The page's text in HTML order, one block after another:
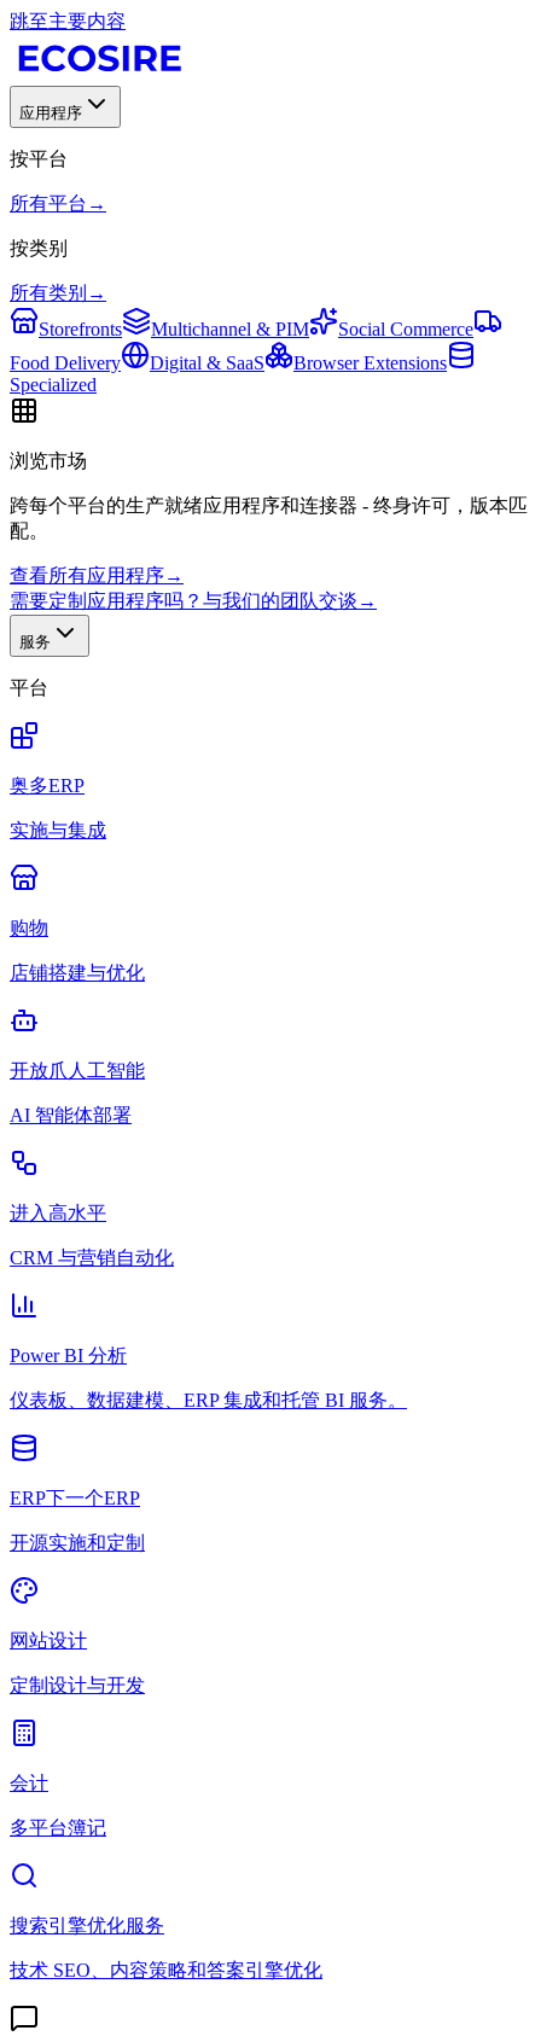
跳至主要内容
应用程序
按平台
所有平台 →
按类别
所有类别 →
Storefronts
Multichannel & PIM
Social Commerce
Food Delivery
Digital & SaaS
Browser Extensions
Specialized
浏览市场
跨每个平台的生产就绪应用程序和连接器 - 终身许可，版本匹
配。
查看所有应用程序→
需要定制应用程序吗？与我们的团队交谈 →
服务
平台
奥多ERP
实施与集成
购物
店铺搭建与优化
开放爪人工智能
AI 智能体部署
进入高水平
CRM 与营销自动化
Power BI 分析
仪表板、数据建模、ERP 集成和托管 BI 服务。
ERP下一个ERP
开源实施和定制
网站设计
定制设计与开发
会计
多平台簿记
搜索引擎优化服务
技术 SEO、内容策略和答案引擎优化